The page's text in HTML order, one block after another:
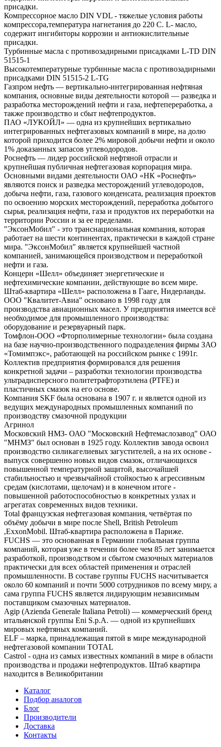
присадки.
Компрессорное масло DIN VDL - тяжелые условия работы
компрессора,температура нагнетания до 220 С. L- масло,
содержит ингибиторы коррозии и антиокислительные
присадки.
Турбинные масла с противозадирными присадками L-TD DIN
51515-1
Высокотемпературные турбинные масла с противозадирными
присадками DIN 51515-2 L-TG
Газпром нефть — вертикально-интегрированная нефтяная
компания, основные виды деятельности которой — разведка и
разработка месторождений нефти и газа, нефтепереработка, а
также производство и сбыт нефтепродуктов.
ПАО «ЛУКОЙЛ» — одна из крупнейших вертикально
интегрированных нефтегазовых компаний в мире, на долю
которой приходится более 2% мировой добычи нефти и около
1% доказанных запасов углеводородов.
Роснефть — лидер российской нефтяной отрасли и
крупнейшая публичная нефтегазовая корпорация мира.
Основными видами деятельности ОАО «НК «Роснефть»
являются поиск и разведка месторождений углеводородов,
добыча нефти, газа, газового конденсата, реализация проектов
по освоению морских месторождений, переработка добытого
сырья, реализация нефти, газа и продуктов их переработки на
территории России и за ее пределами.
"ЭксонМобил" - это транснациональная компания, которая
работает на шести континентах, практически в каждой стране
мира. "ЭксонМобил" является крупнейшей частной
компанией, занимающейся производством и переработкой
нефти и газа.
Концерн «Шелл» объединяет энергетические и
нефтехимические компании, действующие во всем мире.
Штаб-квартира «Шелл» расположена в Гааге, Нидерланды.
ООО "Квалитет-Авиа" основано в 1998 году для
производства авиационных масел. У предприятия имеется всё
необходимое для промышленного производства:
оборудование и резервуарный парк.
Томфлон-ООО «Фторполимерные технологии» была создана
на базе научно-производственного подразделения фирмы ЗАО
«Томимпэкс», работающей на российском рынке с 1991г.
Коллектив предприятия формировался для решения
конкретной задачи – разработки технологии производства
ультрадисперсного политетрафторэтилена (PTFE) и
пластичных смазок на его основе.
Компания SKF была основана в 1907 г. и является одной из
ведущих международных промышленных компаний по
производству смазочной продукции
Агринол
Московский НМЗ- ОАО "Московский Нефтемаслозавод" ОАО
"МНМЗ" был основан в 1925 году. Коллектив завода освоил
производство силикагелиевых загустителей, а на их основе -
выпуск совершенно новых видов смазок, отличающихся
повышенной температурной защитой, высочайшей
стабильностью и чрезвычайной стойкостью к агрессивным
средам (кислотами, щелочам) и в конечном итоге -
повышенной работоспособностью в конкретных узлах и
агрегатах современных видов техники.
Total французская нефтегазовая компания, четвёртая по
объёму добычи в мире после Shell, British Petroleum
,ExxonMobil. Штаб-квартира расположена в Париже.
FUCHS — это основанная в Германии глобальная группа
компаний, которая уже в течении более чем 85 лет занимается
разработкой, производством и сбытом смазочных материалов
практически для всех областей применения и отраслей
промышленности. В составе группы FUCHS насчитывается
около 60 компаний и почти 5000 сотрудников по всему миру, а
сама группа FUCHS является лидирующим независимым
поставщиком смазочных материалов.
Agip (Azienda Generale Italiana Petroli) — коммерческий бренд
итальянской группы Eni S.p.A. — одной из крупнейших
мировых нефтяных компаний.
ELF – марка, принадлежащая пятой в мире международной
нефтегазовой компании TOTAL
Castrol - одна из самых известных компаний в мире в области
производства и продажи нефтепродуктов. Штаб квартира
находится в Великобритании
Каталог
Подбор аналогов
Блог
Производители
Доставка
Контакты